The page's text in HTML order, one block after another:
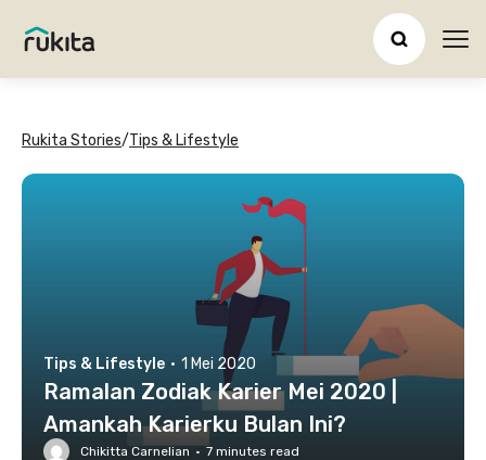
Rukita Stories/Tips & Lifestyle
Tips & Lifestyle · 1 Mei 2020
Ramalan Zodiak Karier Mei 2020 |
Amankah Karierku Bulan Ini?
Chikitta Carnelian · 7 minutes read